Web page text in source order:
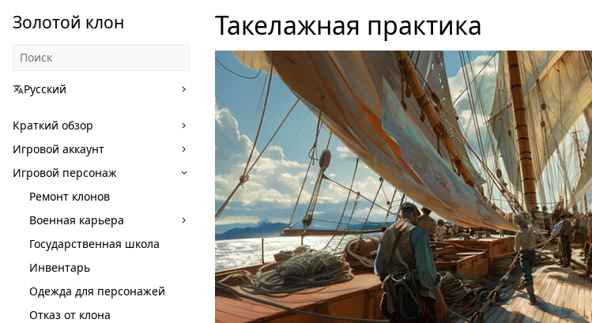
Золотой клон
Русский
Краткий обзор
Игровой аккаунт
Игровой персонаж
Ремонт клонов
Военная карьера
Государственная школа
Инвентарь
Одежда для персонажей
Отказ от клона
Такелажная практика